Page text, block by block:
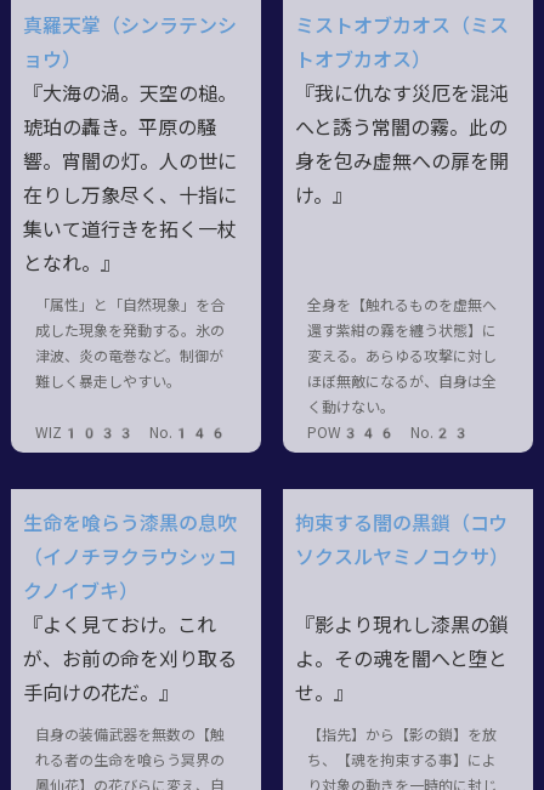
真羅天掌（シンラテンシ
ョウ）
『大海の渦。天空の槌。
琥珀の轟き。平原の騒
響。宵闇の灯。人の世に
在りし万象尽く、十指に
集いて道行きを拓く一杖
となれ。』
「属性」と「自然現象」を合
成した現象を発動する。氷の
津波、炎の竜巻など。制御が
難しく暴走しやすい。
WIZ1033 No.146
ミストオブカオス（ミス
トオブカオス）
『我に仇なす災厄を混沌
へと誘う常闇の霧。此の
身を包み虚無への扉を開
け。』
全身を【触れるものを虚無へ
還す紫紺の霧を纏う状態】に
変える。あらゆる攻撃に対し
ほぼ無敵になるが、自身は全
く動けない。
POW346 No.23
生命を喰らう漆黒の息吹
（イノチヲクラウシッコ
クノイブキ）
『よく見ておけ。これ
が、お前の命を刈り取る
手向けの花だ。』
自身の装備武器を無数の【触
れる者の生命を喰らう冥界の
鳳仙花】の花びらに変え、自
拘束する闇の黒鎖（コウ
ソクスルヤミノコクサ）
『影より現れし漆黒の鎖
よ。その魂を闇へと堕と
せ。』
【指先】から【影の鎖】を放
ち、【魂を拘束する事】によ
り対象の動きを一時的に封じ